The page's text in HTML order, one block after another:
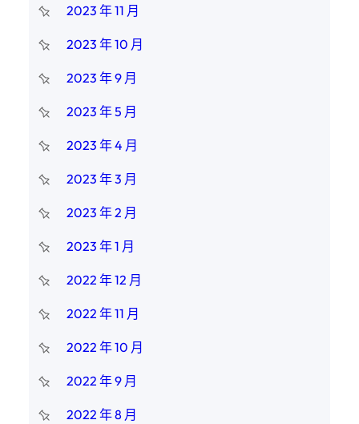
2023 年 11 月
2023 年 10 月
2023 年 9 月
2023 年 5 月
2023 年 4 月
2023 年 3 月
2023 年 2 月
2023 年 1 月
2022 年 12 月
2022 年 11 月
2022 年 10 月
2022 年 9 月
2022 年 8 月